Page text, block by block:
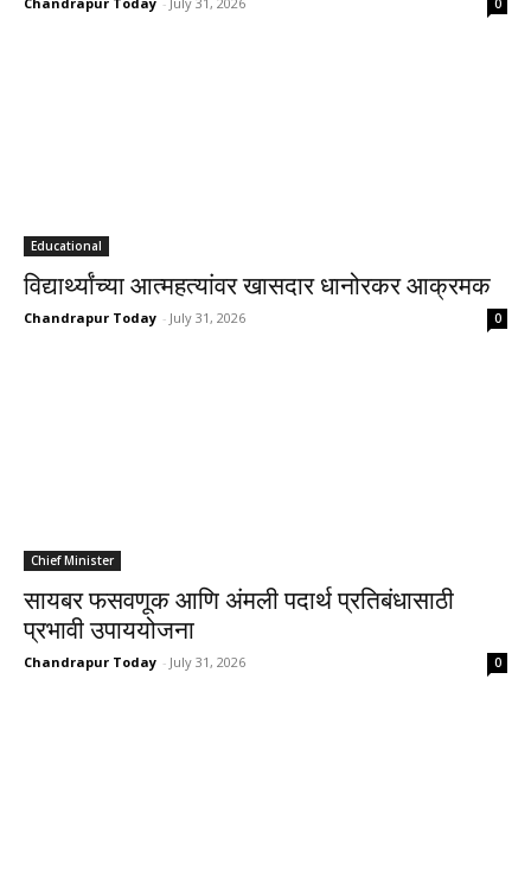
Educational
विद्यार्थ्यांच्या आत्महत्यांवर खासदार धानोरकर आक्रमक
Chandrapur Today - July 31, 2026 0
Chief Minister
सायबर फसवणूक आणि अंमली पदार्थ प्रतिबंधासाठी
प्रभावी उपाययोजना
Chandrapur Today - July 31, 2026 0